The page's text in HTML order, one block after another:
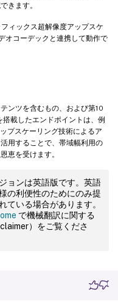
きます。
ィックス超解像度アップスケ
オコーデックと連携して動作で
ンツを含むもの、および第10
載したエンドポイントは、例
プスケーリング技術によるア
用することで、帯域幅利用の
恵を受けます。
ョンは英語版です。英語
の利便性のためにのみ提
ている場合があります。
で機械翻訳に関する
）をご覧くださ